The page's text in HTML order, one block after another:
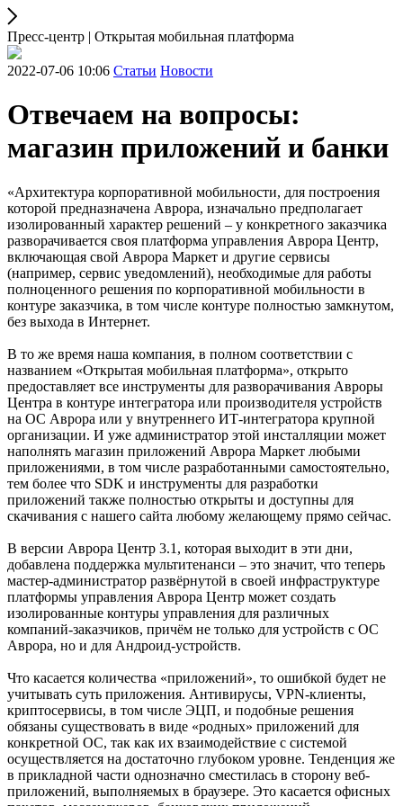
Пресс-центр | Открытая мобильная платформа
2022-07-06 10:06 Статьи Новости
Отвечаем на вопросы:
магазин приложений и банки
«Архитектура корпоративной мобильности, для построения
которой предназначена Аврора, изначально предполагает
изолированный характер решений – у конкретного заказчика
разворачивается своя платформа управления Аврора Центр,
включающая свой Аврора Маркет и другие сервисы
(например, сервис уведомлений), необходимые для работы
полноценного решения по корпоративной мобильности в
контуре заказчика, в том числе контуре полностью замкнутом,
без выхода в Интернет.
В то же время наша компания, в полном соответствии с
названием «Открытая мобильная платформа», открыто
предоставляет все инструменты для разворачивания Авроры
Центра в контуре интегратора или производителя устройств
на ОС Аврора или у внутреннего ИТ-интегратора крупной
организации. И уже администратор этой инсталляции может
наполнять магазин приложений Аврора Маркет любыми
приложениями, в том числе разработанными самостоятельно,
тем более что SDK и инструменты для разработки
приложений также полностью открыты и доступны для
скачивания с нашего сайта любому желающему прямо сейчас.
В версии Аврора Центр 3.1, которая выходит в эти дни,
добавлена поддержка мультитенанси – это значит, что теперь
мастер-администратор развёрнутой в своей инфраструктуре
платформы управления Аврора Центр может создать
изолированные контуры управления для различных
компаний-заказчиков, причём не только для устройств с ОС
Аврора, но и для Андроид-устройств.
Что касается количества «приложений», то ошибкой будет не
учитывать суть приложения. Антивирусы, VPN-клиенты,
криптосервисы, в том числе ЭЦП, и подобные решения
обязаны существовать в виде «родных» приложений для
конкретной ОС, так как их взаимодействие с системой
осуществляется на достаточно глубоком уровне. Тенденция же
в прикладной части однозначно сместилась в сторону веб-
приложений, выполняемых в браузере. Это касается офисных